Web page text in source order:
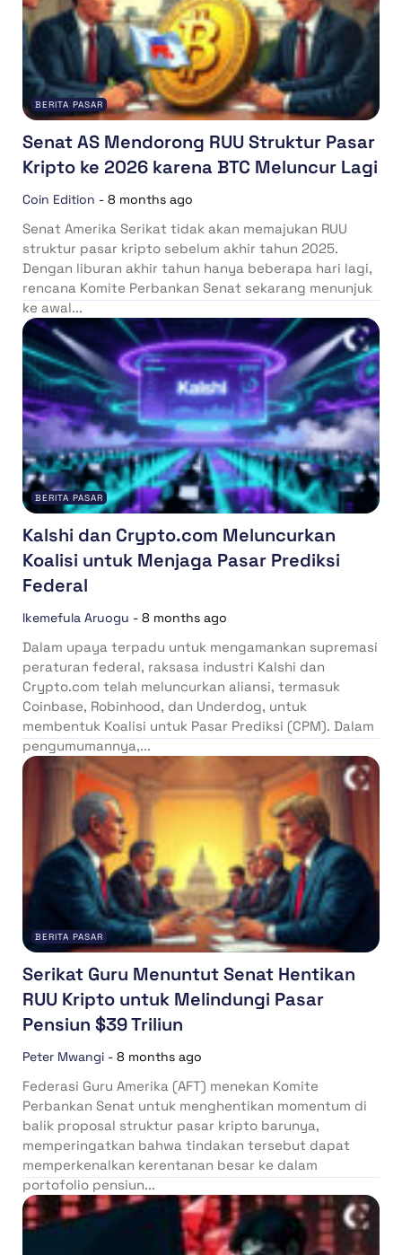
BERITA PASAR
Senat AS Mendorong RUU Struktur Pasar
Kripto ke 2026 karena BTC Meluncur Lagi
Coin Edition - 8 months ago
Senat Amerika Serikat tidak akan memajukan RUU
struktur pasar kripto sebelum akhir tahun 2025.
Dengan liburan akhir tahun hanya beberapa hari lagi,
rencana Komite Perbankan Senat sekarang menunjuk
ke awal...
BERITA PASAR
Kalshi dan Crypto.com Meluncurkan
Koalisi untuk Menjaga Pasar Prediksi
Federal
Ikemefula Aruogu - 8 months ago
Dalam upaya terpadu untuk mengamankan supremasi
peraturan federal, raksasa industri Kalshi dan
Crypto.com telah meluncurkan aliansi, termasuk
Coinbase, Robinhood, dan Underdog, untuk
membentuk Koalisi untuk Pasar Prediksi (CPM). Dalam
pengumumannya,...
BERITA PASAR
Serikat Guru Menuntut Senat Hentikan
RUU Kripto untuk Melindungi Pasar
Pensiun $39 Triliun
Peter Mwangi - 8 months ago
Federasi Guru Amerika (AFT) menekan Komite
Perbankan Senat untuk menghentikan momentum di
balik proposal struktur pasar kripto barunya,
memperingatkan bahwa tindakan tersebut dapat
memperkenalkan kerentanan besar ke dalam
portofolio pensiun...